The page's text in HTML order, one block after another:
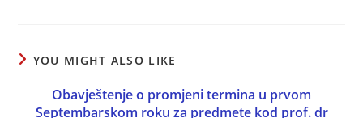
YOU MIGHT ALSO LIKE
Obavještenje o promjeni termina u prvom
Septembarskom roku za predmete kod prof. dr